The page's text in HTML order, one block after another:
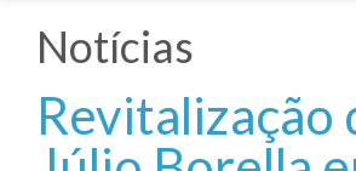
Notícias
Revitalização